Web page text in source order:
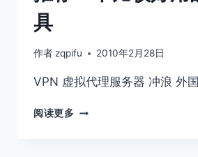
具
作者zqpifu 2010年2月28日
VPN 虚拟代理服务器 冲浪 外
阅读更多 推